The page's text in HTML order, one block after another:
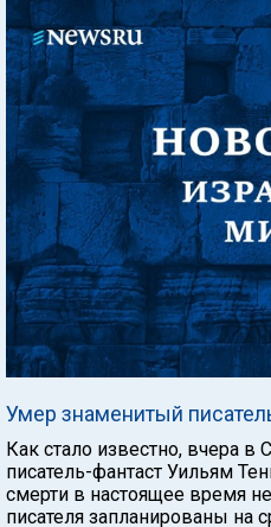
Умер знаменитый
Как стало известно, вчера
писатель-фантаст Уильям
смерти в настоящее время
писателя запланированы на